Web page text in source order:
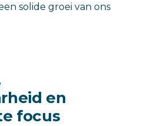
solide groei van ons
en
focus